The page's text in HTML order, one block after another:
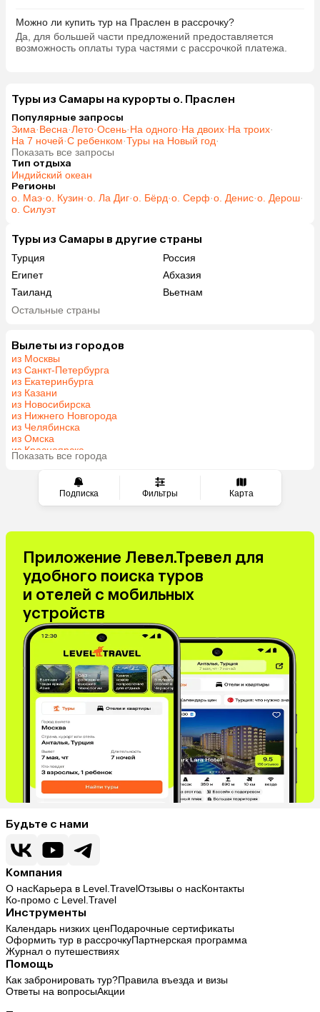
Подписка Фильтры Карта
Можно ли купить тур на Праслен в рассрочку?
Да, для большей части предложений предоставляется
возможность оплаты тура частями с рассрочкой платежа.
Туры из Самары на курорты о. Праслен
Популярные запросы
Зима·Весна·Лето·Осень·На одного·На двоих·На троих·
На 7 ночей·С ребенком·Туры на Новый год·
Показать все запросы
Тип отдыха
Индийский океан
Регионы
о. Маэ·о. Кузин·о. Ла Диг·о. Бёрд·о. Серф·о. Денис·о. Дерош·
о. Силуэт
Туры из Самары в другие страны
Турция
Россия
Египет
Абхазия
Таиланд
Вьетнам
ОАЭ
Шри-Ланка
Азербайджан
Сербия
Киргизия
Саудовская Аравия
Остальные страны
Вылеты из городов
из Москвы
из Санкт-Петербурга
из Екатеринбурга
из Казани
из Новосибирска
из Нижнего Новгорода
из Челябинска
из Омска
из Красноярска
из Волгограда
Показать все города
Приложение Левел.Тревел для
удобного поиска туров
и отелей с мобильных
устройств
Будьте с нами
Компания
О насКарьера в Level.TravelОтзывы о насКонтакты
Ко-промо с Level.Travel
Инструменты
Календарь низких ценПодарочные сертификаты
Оформить тур в рассрочкуПартнерская программа
Журнал о путешествиях
Помощь
Как забронировать тур?Правила въезда и визы
Ответы на вопросыАкции